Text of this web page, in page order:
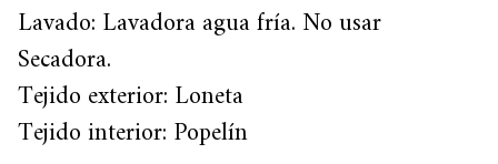
Lavado: Lavadora agua fría. No usar
Secadora.
Tejido exterior: Loneta
Tejido interior: Popelín